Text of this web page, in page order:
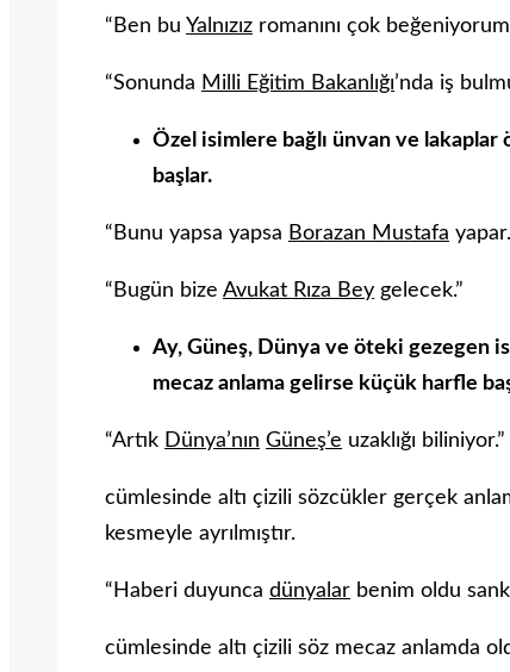
“Ben bu Yalnızız romanını çok
“Sonunda Milli Eğitim Bakanlığı’nda iş
Özel isimlere bağlı ünvan ve
başlar.
“Bunu yapsa yapsa Borazan Mustafa
“Bugün bize Avukat Rıza Bey gelecek.”
Ay, Güneş, Dünya ve öteki gezegen
mecaz anlama gelirse küçük harfle
“Artık Dünya’nın Güneş’e uzaklığı biliniyor.”
cümlesinde altı çizili sözcükler gerçek
kesmeyle ayrılmıştır.
“Haberi duyunca dünyalar benim oldu
cümlesinde altı çizili söz mecaz anlamda